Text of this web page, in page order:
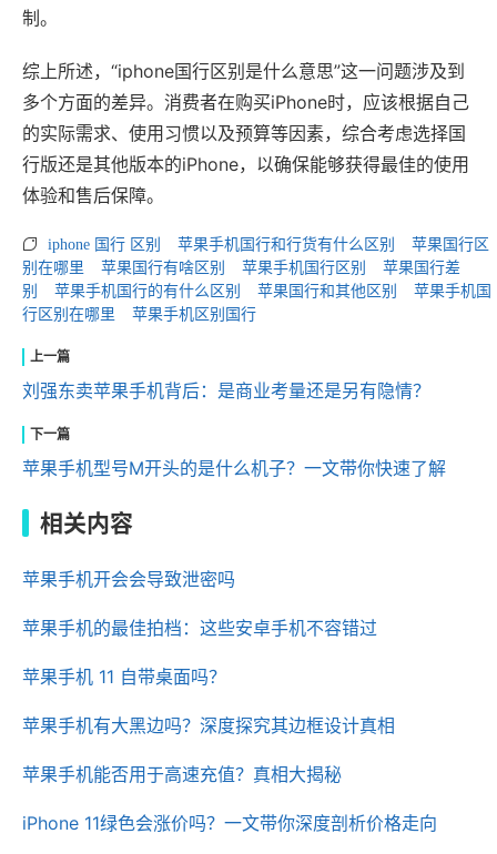
制。
综上所述，“iphone国行区别是什么意思”这一问题涉及到
多个方面的差异。消费者在购买iPhone时，应该根据自己
的实际需求、使用习惯以及预算等因素，综合考虑选择国
行版还是其他版本的iPhone，以确保能够获得最佳的使用
体验和售后保障。
iphone 国行 区别 苹果手机国行和行货有什么区别
苹果国行区
别在哪里
苹果国行有啥区别 苹果手机国行区别
苹果国行差
别
苹果手机国行的有什么区别 苹果国行和其他区别
苹果手机国
行区别在哪里
苹果手机区别国行
刘强东卖苹果手机背后：是商业考量还是另有隐情？
苹果手机型号M开头的是什么机子？一文带你快速了解
相关内容
苹果手机开会会导致泄密吗
苹果手机的最佳拍档：这些安卓手机不容错过
苹果手机 11 自带桌面吗？
苹果手机有大黑边吗？深度探究其边框设计真相
苹果手机能否用于高速充值？真相大揭秘
iPhone 11绿色会涨价吗？一文带你深度剖析价格走向